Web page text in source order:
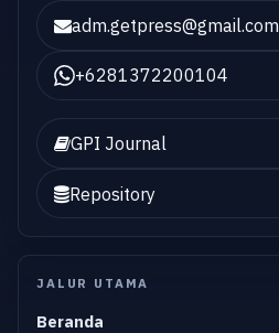
adm.getpress@gmail.com
+6281372200104
GPI Journal
Repository
JALUR UTAMA
Beranda